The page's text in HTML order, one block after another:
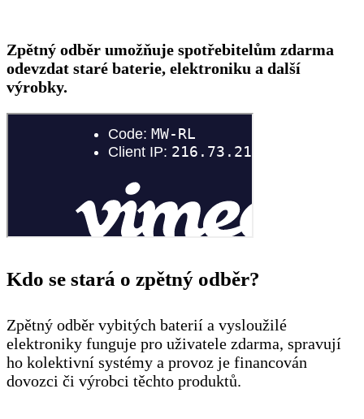
Zpětný odběr umožňuje spotřebitelům zdarma
odevzdat staré baterie, elektroniku a další
výrobky.
Kdo se stará o zpětný odběr?
Zpětný odběr vybitých baterií a vysloužilé
elektroniky funguje pro uživatele zdarma, spravují
ho kolektivní systémy a provoz je financován
dovozci či výrobci těchto produktů.